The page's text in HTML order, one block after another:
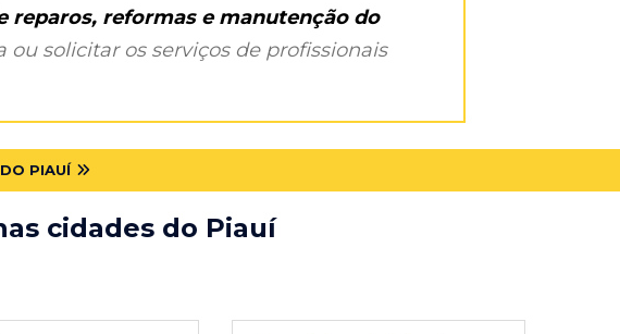
reparos, reformas e manutenção do
solicitar os serviços de profissionais
PIAUÍ
cidades do Piauí